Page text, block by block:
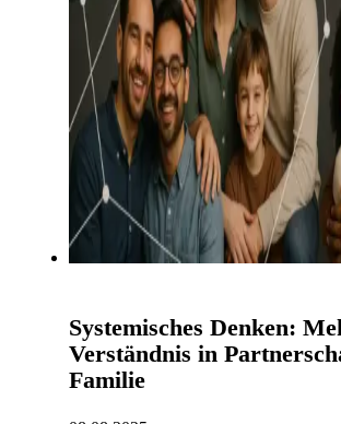
Systemisches Denken:
Verständnis in
Familie